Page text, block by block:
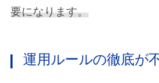
要になります。
運用ルールの徹底が